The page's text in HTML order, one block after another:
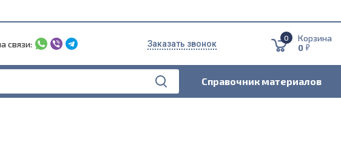
связи: Заказать звонок
0
Корзина
0 5
Справочник материалов